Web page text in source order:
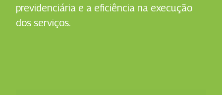
previdenciária e a eficiência na execução
dos serviços.